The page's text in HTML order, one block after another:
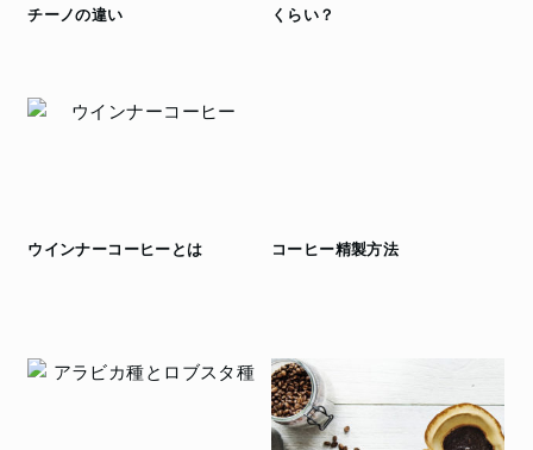
チーノの違い
くらい？
ウインナーコーヒーとは コーヒー精製方法